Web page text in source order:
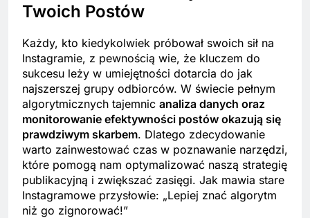
Twoich Postów
Każdy, kto kiedykolwiek próbował swoich sił na
Instagramie, z pewnością wie, że kluczem do
sukcesu leży w umiejętności dotarcia do jak
najszerszej grupy odbiorców. W świecie pełnym
algorytmicznych tajemnic analiza danych oraz
monitorowanie efektywności postów okazują się
prawdziwym skarbem. Dlatego zdecydowanie
warto zainwestować czas w poznawanie narzędzi,
które pomogą nam optymalizować naszą strategię
publikacyjną i zwiększać zasięgi. Jak mawia stare
Instagramowe przysłowie: „Lepiej znać algorytm
niż go zignorować!”